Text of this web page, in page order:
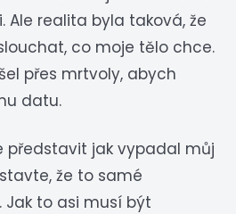
Ale realita byla taková, že
co moje tělo chce.
přes mrtvoly, abych
datu.
představit jak vypadal můj
že to samé
Jak to asi musí být